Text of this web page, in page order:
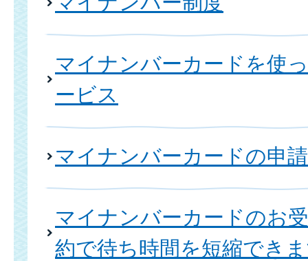
マイナンバーカードを使
ービス
マイナンバーカードの申
マイナンバーカードのお
約で待ち時間を短縮でき